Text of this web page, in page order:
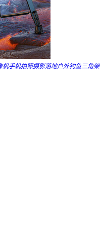
手机拍照摄影落地户外钓鱼三角架